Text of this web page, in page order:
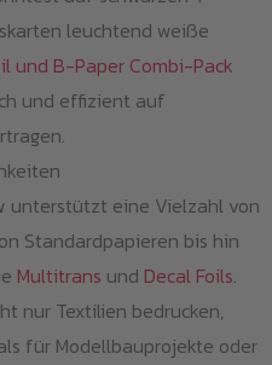
leuchtend weiße
und B-Paper Combi-Pack
und effizient auf
unterstützt eine Vielzahl von
Standardpapieren bis hin
Multitrans und Decal Foils.
nur Textilien bedrucken,
für Modellbauprojekte oder